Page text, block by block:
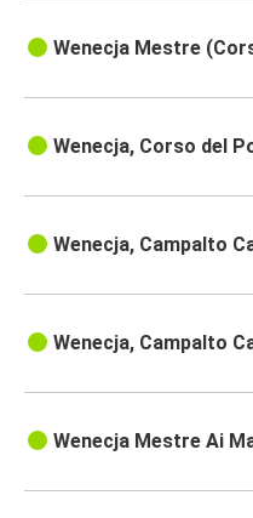
Wenecja Mestre
Wenecja, Corso del
Wenecja, Campalto
Wenecja, Campalto
Wenecja Mestre Ai